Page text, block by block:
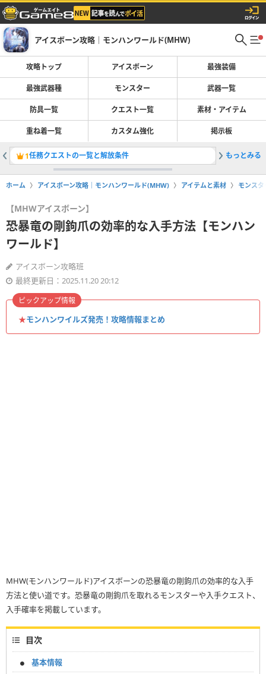
アイスボーン攻略｜モンハンワールド(MHW)
攻略トップ アイスボーン 最強装備
最強武器種 モンスター 武器一覧
防具一覧 クエスト一覧 素材・アイテム
重ね着一覧 カスタム強化 掲示板
1任務クエストの一覧と解放条件 2おすす
もっとみる
ホーム アイスボーン攻略｜モンハンワールド(MHW) アイテムと素材 モンス
【MHWアイスボーン】
恐暴竜の剛鉤爪の効率的な入手方法【モンハン
ワールド】
アイスボーン攻略班
最終更新日：2025.11.20 20:12
★モンハンワイルズ発売！攻略情報まとめ
ピックアップ情報
MHW(モンハンワールド)アイスボーンの恐暴竜の剛鉤爪の効率的な入手
方法と使い道です。恐暴竜の剛鉤爪を取れるモンスターや入手クエスト、
入手確率を掲載しています。
目次
基本情報